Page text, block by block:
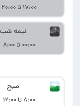
۱۷:۰۰ تا ۲۰:۰۰
نیمه شب
۰۰:۰۰ تا ۸:۰۰
صبح
۸:۰۰ تا ۱۲:۰۰